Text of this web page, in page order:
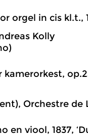
orgel in cis kl.t.,
Kolly
Orchestre de
en viool, 1837,